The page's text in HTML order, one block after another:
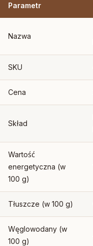
Parametr
Nazwa
SKU
Cena
Skład
Wartość
energetyczna (w
100 g)
Tłuszcze (w 100 g)
Węglowodany (w
100 g)